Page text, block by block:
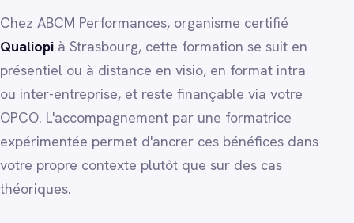
Chez ABCM Performances, organisme certifié
Qualiopi à Strasbourg, cette formation se suit en
présentiel ou à distance en visio, en format intra
ou inter-entreprise, et reste finançable via votre
OPCO. L'accompagnement par une formatrice
expérimentée permet d'ancrer ces bénéfices dans
votre propre contexte plutôt que sur des cas
théoriques.